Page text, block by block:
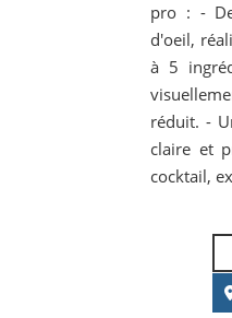
pro : -
d'oeil,
à 5
réduit. -
claire et
cocktail,